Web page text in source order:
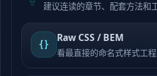
建议连读的章节、配套方法和
Raw CSS / BEM
看最直接的命名式样式工程